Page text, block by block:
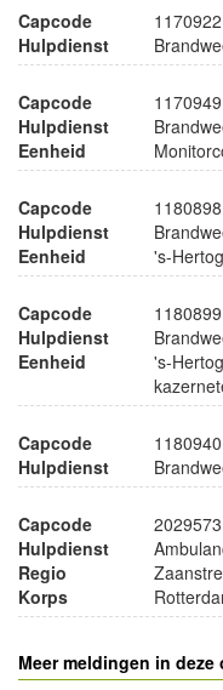
Capcode
1170922
Hulpdienst
Capcode
1170949
Hulpdienst
Eenheid
Capcode
1180898
Hulpdienst
Eenheid
's-
Capcode
1180899
Hulpdienst
Eenheid
's-
Capcode
1180940
Hulpdienst
Capcode
2029573
Hulpdienst
Regio
Korps
Meer meldingen in deze